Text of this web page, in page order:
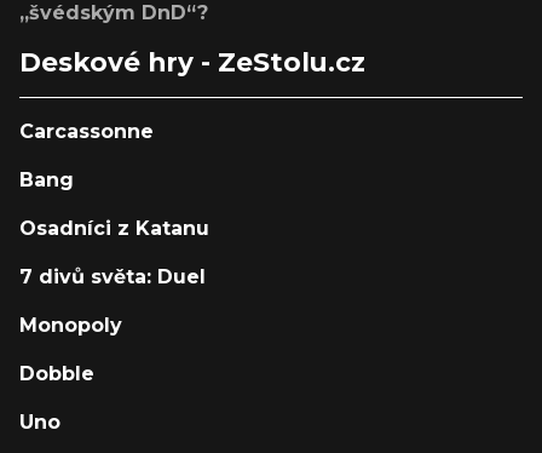
„švédským DnD“?
Deskové hry - ZeStolu.cz
Carcassonne
Bang
Osadníci z Katanu
7 divů světa: Duel
Monopoly
Dobble
Uno